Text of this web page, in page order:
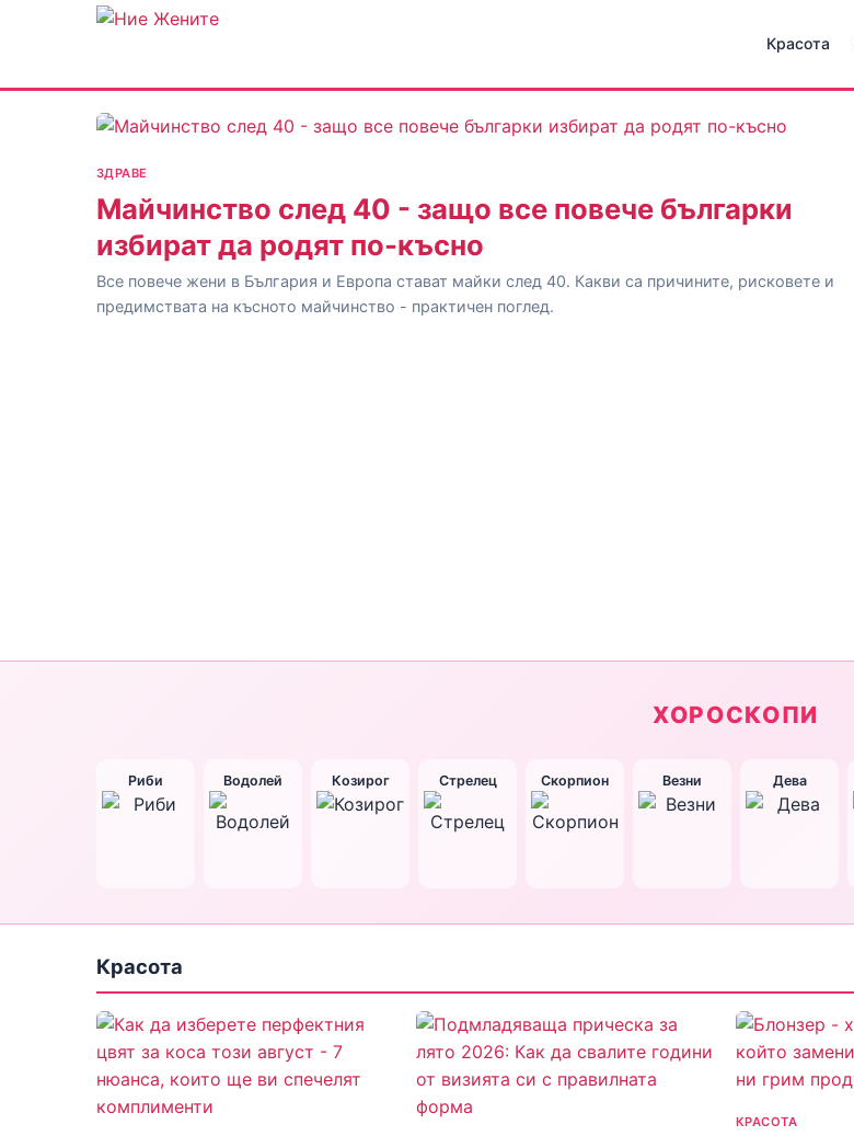
Красота
ЗДРАВЕ
Майчинство след 40 - защо все повече българки
избират да родят по-късно
Все повече жени в България и Европа стават майки след 40. Какви са причините, рисковете и
предимствата на късното майчинство - практичен поглед.
ХОРОСКОПИ
Риби Водолей Козирог Стрелец Скорпион Везни Дева
Красота
КРАСОТА